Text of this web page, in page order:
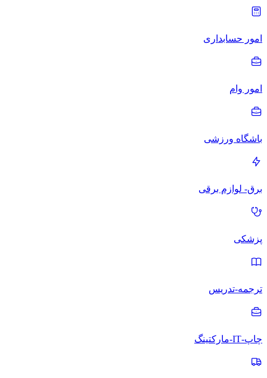
امور حسابداری
امور وام
باشگاه ورزشی
برق- لوازم برقی
پزشکی
ترجمه-تدریس
چاپ-IT-مارکتینگ